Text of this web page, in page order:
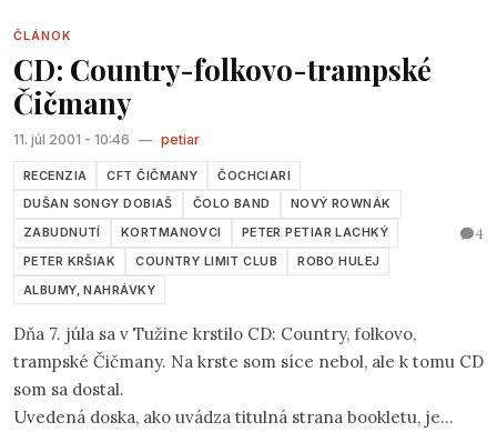
ČLÁNOK
CD: Country-folkovo-trampské
Čičmany
11. júl 2001 - 10:46 — petiar
RECENZIA CFT ČIČMANY
ČOCHCIARI
DUŠAN SONGY DOBIAŠ
ČOLO BAND
NOVÝ ROWNÁK
ZABUDNUTÍ
KORTMANOVCI
PETER PETIAR LACHKÝ
PETER KRŠIAK
COUNTRY LIMIT CLUB
ROBO HULEJ
ALBUMY, NAHRÁVKY
4
Dňa 7. júla sa v Tužine krstilo CD: Country, folkovo,
trampské Čičmany. Na krste som síce nebol, ale k tomu CD
som sa dostal.
Uvedená doska, ako uvádza titulná strana bookletu, je